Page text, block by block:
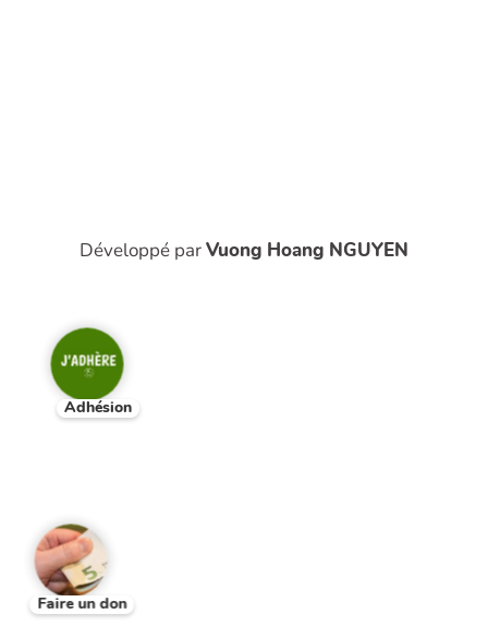
Développé parVuong Hoang NGUYEN
Adhésion
Faire un don